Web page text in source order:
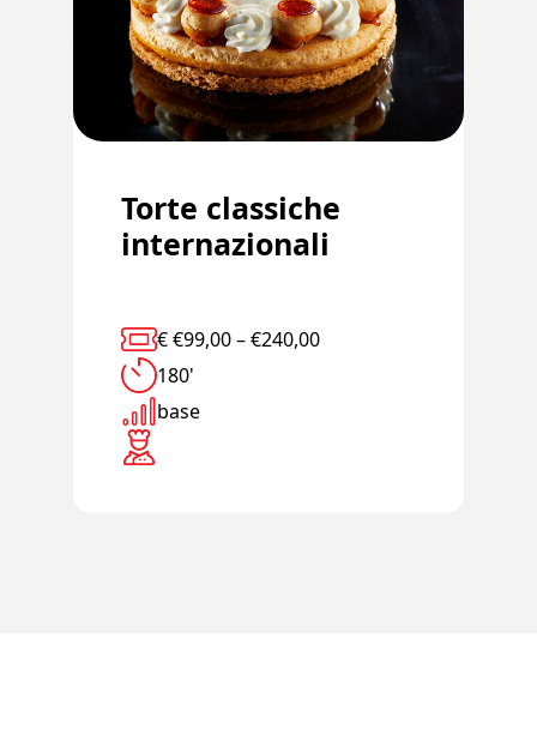
Torte classiche
internazionali
€€99,00–€240,00
180'
base